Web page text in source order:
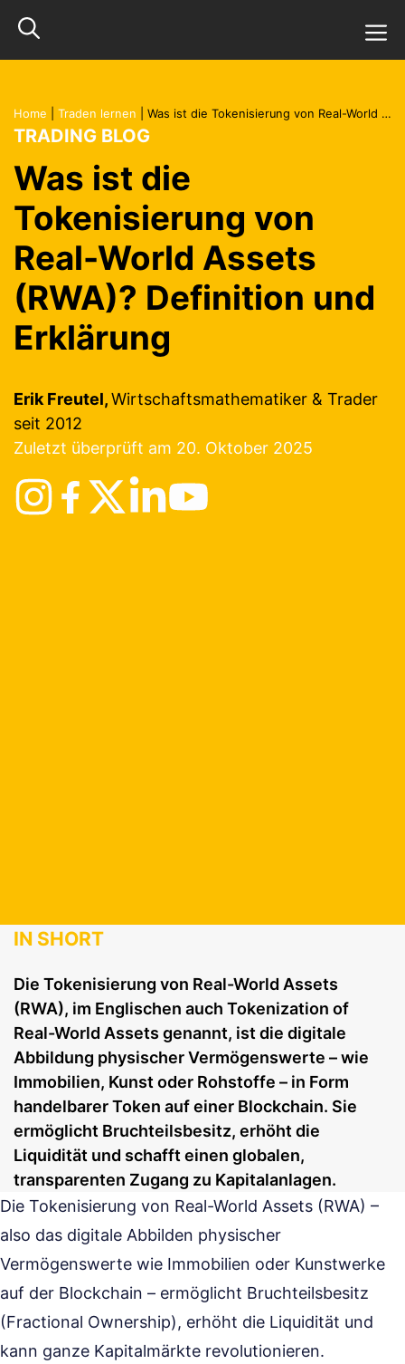
Inhalt
springen
Home Traden lernen Was ist die Tokenisierung von Real-World Assets (RWA)? Definition und Erklärung
TRADING BLOG
Was ist die
Tokenisierung von
Real-World Assets
(RWA)? Definition und
Erklärung
Erik Freutel,Wirtschaftsmathematiker & Trader
seit 2012
Zuletzt überprüft am 20. Oktober 2025
IN SHORT
Die Tokenisierung von Real-World Assets
(RWA), im Englischen auch Tokenization of
Real-World Assets genannt, ist die digitale
Abbildung physischer Vermögenswerte – wie
Immobilien, Kunst oder Rohstoffe – in Form
handelbarer Token auf einer Blockchain. Sie
ermöglicht Bruchteilsbesitz, erhöht die
Liquidität und schafft einen globalen,
transparenten Zugang zu Kapitalanlagen.
Die Tokenisierung von Real-World Assets (RWA) –
also das digitale Abbilden physischer
Vermögenswerte wie Immobilien oder Kunstwerke
auf der Blockchain – ermöglicht Bruchteilsbesitz
(Fractional Ownership), erhöht die Liquidität und
kann ganze Kapitalmärkte revolutionieren.